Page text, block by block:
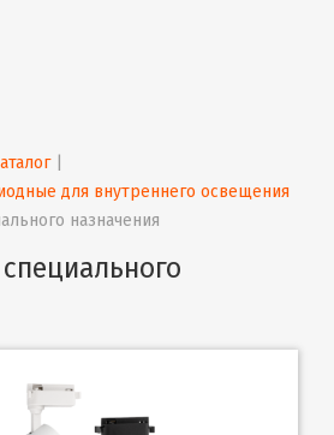
|
для внутреннего освещения
назначения